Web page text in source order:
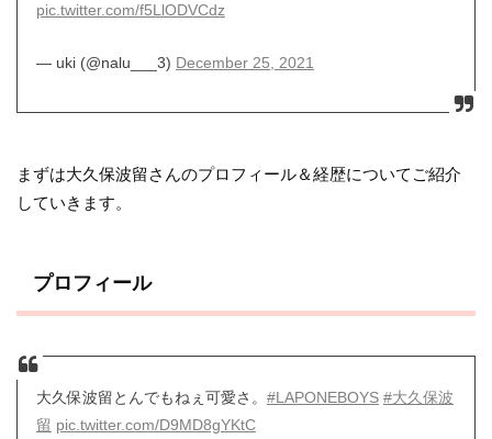
pic.twitter.com/f5LlODVCdz
— uki (@nalu___3) December 25, 2021
まずは大久保波留さんのプロフィール＆経歴についてご紹介
していきます。
プロフィール
大久保波留とんでもねぇ可愛さ。 #LAPONEBOYS #大久保波
留 pic.twitter.com/D9MD8gYKtC